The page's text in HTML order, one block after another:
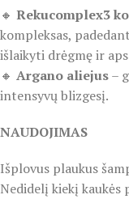
🔸 Rekucomplex3
kompleksas,
išlaikyti drėgmę ir
🔸 Argano aliejus–
intensyvų blizgesį.
NAUDOJIMAS
Išplovus plaukus
Nedidelį kiekį